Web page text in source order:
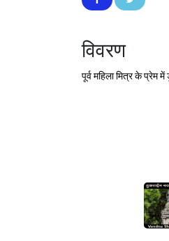
विवरण
पूर्व महिला मित्र के प्रेम